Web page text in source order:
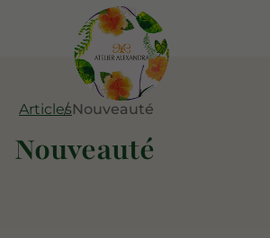
ArticlesNouveauté
Nouveauté